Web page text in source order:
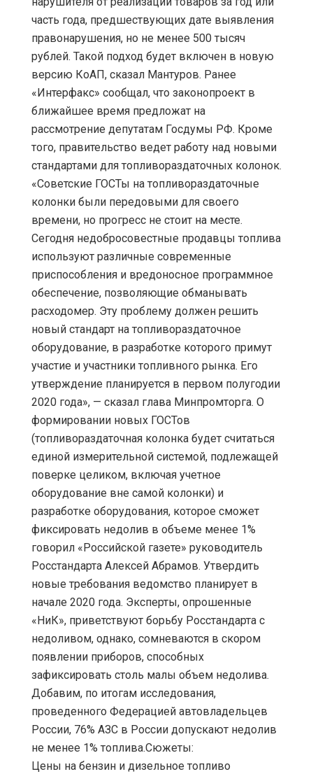
часть года, предшествующих дате выявления
правонарушения, но не менее 500 тысяч
рублей. Такой подход будет включен в новую
версию КоАП, сказал Мантуров. Ранее
«Интерфакс» сообщал, что законопроект в
ближайшее время предложат на
рассмотрение депутатам Госдумы РФ. Кроме
того, правительство ведет работу над новыми
стандартами для топливораздаточных колонок.
«Советские ГОСТы на топливораздаточные
колонки были передовыми для своего
времени, но прогресс не стоит на месте.
Сегодня недобросовестные продавцы топлива
используют различные современные
приспособления и вредоносное программное
обеспечение, позволяющие обманывать
расходомер. Эту проблему должен решить
новый стандарт на топливораздаточное
оборудование, в разработке которого примут
участие и участники топливного рынка. Его
утверждение планируется в первом полугодии
2020 года», — сказал глава Минпромторга. О
формировании новых ГОСТов
(топливораздаточная колонка будет считаться
единой измерительной системой, подлежащей
поверке целиком, включая учетное
оборудование вне самой колонки) и
разработке оборудования, которое сможет
фиксировать недолив в объеме менее 1%
говорил «Российской газете» руководитель
Росстандарта Алексей Абрамов. Утвердить
новые требования ведомство планирует в
начале 2020 года. Эксперты, опрошенные
«НиК», приветствуют борьбу Росстандарта с
недоливом, однако, сомневаются в скором
появлении приборов, способных
зафиксировать столь малы объем недолива.
Добавим, по итогам исследования,
проведенного Федерацией автовладельцев
России, 76% АЗС в России допускают недолив
не менее 1% топлива.Сюжеты:
Цены на бензин и дизельное топливо